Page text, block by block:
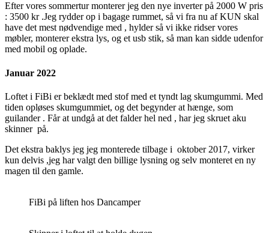
Efter vores sommertur monterer jeg den nye inverter på 2000 W pris
: 3500 kr .Jeg rydder op i bagage rummet, så vi fra nu af KUN skal
have det mest nødvendige med , hylder så vi ikke ridser vores
møbler, monterer ekstra lys, og et usb stik, så man kan sidde udenfor
med mobil og oplade.
Januar 2022
Loftet i FiBi er beklædt med stof med et tyndt lag skumgummi. Med
tiden opløses skumgummiet, og det begynder at hænge, som
guilander . Får at undgå at det falder hel ned , har jeg skruet aku
skinner på.
Det ekstra baklys jeg jeg monterede tilbage i oktober 2017, virker
kun delvis ,jeg har valgt den billige lysning og selv monteret en ny
magen til den gamle.
FiBi på liften hos Dancamper